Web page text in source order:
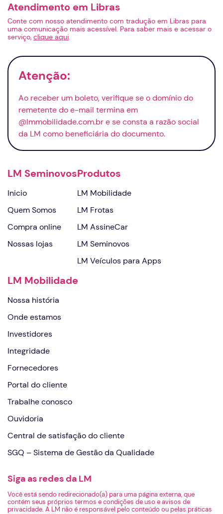
Atendimento em Libras
Conte com nosso atendimento com tradução em Libras para
uma comunicação mais acessível. Para saber mais e acessar o
serviço, clique aqui.
Atenção:
Ao receber um boleto, verifique se o domínio do
remetente doe-mail termina em
@lmmobilidade.com.br e se consta a razão social
da LM como beneficiária do documento.
LM Seminovos
Inicio
Quem Somos
Compra online
Nossas lojas
Produtos
LM Mobilidade
LM Frotas
LM AssineCar
LM Veículos para Apps
LM Seminovos
LM Mobilidade
Nossa história
Onde estamos
Investidores
Integridade
Fornecedores
Portal do cliente
Trabalhe conosco
Ouvidoria
Central de satisfação do cliente
SGQ – Sistema de Gestão da Qualidade
Siga as redes da LM
Você está sendo redirecionado(a) para uma página externa, que
contém seus próprios termos e condições de uso e avisos de
privacidade. A LM não é responsável pelo conteúdo ou pelas práticas